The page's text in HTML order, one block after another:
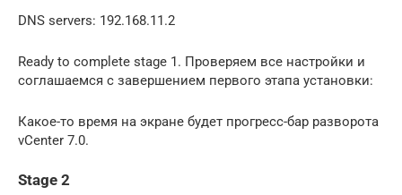
DNS servers: 192.168.11.2
Ready to complete stage 1. Проверяем все настройки и
соглашаемся с завершением первого этапа установки:
Какое-то время на экране будет прогресс-бар разворота
vCenter 7.0.
Stage 2